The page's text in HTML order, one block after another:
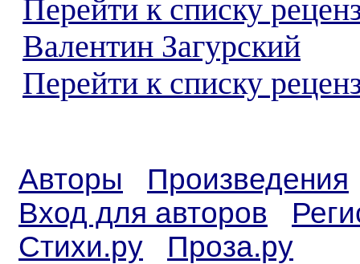
Перейти к списку
Валентин Загурский
Перейти к списку
Авторы
Произведения
Вход для авторов
Стихи.ру
Проза.ру